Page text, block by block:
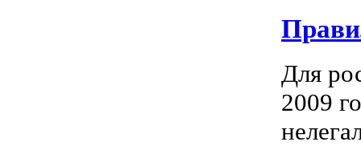
Для
2009